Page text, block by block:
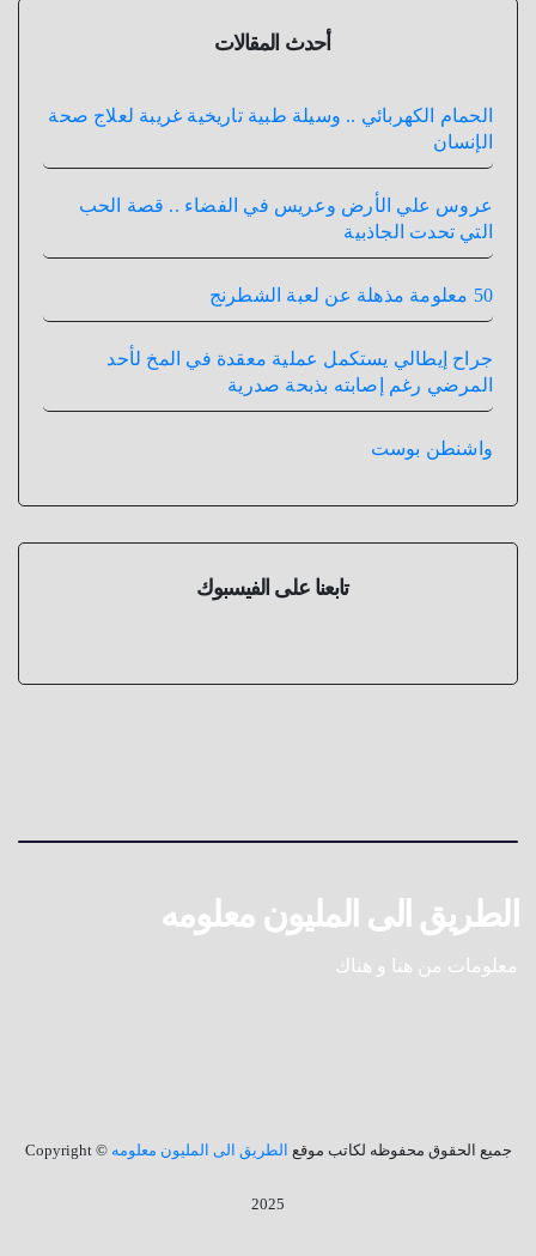
أحدث المقالات
الحمام الكهربائي .. وسيلة طبية تاريخية غريبة لعلاج صحة
الإنسان
عروس علي الأرض وعريس في الفضاء .. قصة الحب
التي تحدت الجاذبية
50 معلومة مذهلة عن لعبة الشطرنج
جراح إيطالي يستكمل عملية معقدة في المخ لأحد
المرضي رغم إصابته بذبحة صدرية
واشنطن بوست
تابعنا على الفيسبوك
الطريق الى المليون معلومه
معلومات من هنا و هناك
جميع الحقوق محفوظه لكاتب موقع الطريق الى المليون معلومه © Copyright
2025